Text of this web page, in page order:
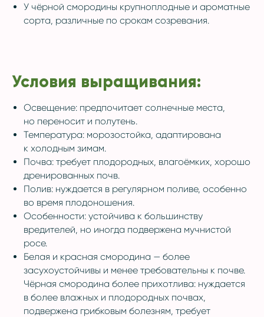
У чёрной смородины крупноплодные и ароматные
сорта, различные по срокам созревания.
Условия выращивания:
Освещение: предпочитает солнечные места,
но переносит и полутень.
Температура: морозостойка, адаптирована
к холодным зимам.
Почва: требует плодородных, влагоёмких, хорошо
дренированных почв.
Полив: нуждается в регулярном поливе, особенно
во время плодоношения.
Особенности: устойчива к большинству
вредителей, но иногда подвержена мучнистой
росе.
Белая и красная смородина — более
засухоустойчивы и менее требовательны к почве.
Чёрная смородина более прихотлива: нуждается
в более влажных и плодородных почвах,
подвержена грибковым болезням, требует